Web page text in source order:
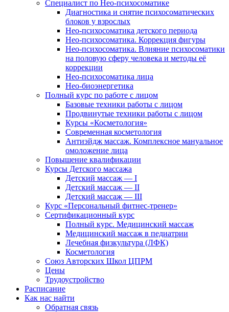
Специалист по Нео-психосоматике
Диагностика и снятие психосоматических
блоков у взрослых
Нео-психосоматика детского периода
Нео-психосоматика. Коррекция фигуры
Нео-психосоматика. Влияние психосоматики
на половую сферу человека и методы её
коррекции
Нео-психосоматика лица
Нео-биоэнергетика
Полный курс по работе с лицом
Базовые техники работы с лицом
Продвинутые техники работы с лицом
Курсы «Косметология»
Современная косметология
Антиэйдж массаж. Комплексное мануальное
омоложение лица
Повышение квалификации
Курсы Детского массажа
Детский массаж — I
Детский массаж — II
Детский массаж — III
Курс «Персональный фитнес-тренер»
Сертификационный курс
Полный курс. Медицинский массаж
Медицинский массаж в педиатрии
Лечебная физкультура (ЛФК)
Косметология
Союз Авторских Школ ЦПРМ
Цены
Трудоустройство
Расписание
Как нас найти
Обратная связь